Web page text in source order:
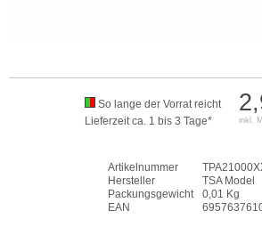
inkl.
So lange der Vorrat reicht
Lieferzeit ca. 1 bis 3 Tage*
Artikelnummer
Hersteller
TSA Model
Packungsgewicht
0,01 Kg
EAN